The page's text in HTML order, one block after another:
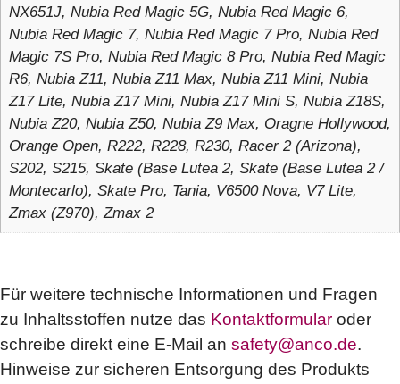
NX651J, Nubia Red Magic 5G, Nubia Red Magic 6,
Nubia Red Magic 7, Nubia Red Magic 7 Pro, Nubia Red
Magic 7S Pro, Nubia Red Magic 8 Pro, Nubia Red Magic
R6, Nubia Z11, Nubia Z11 Max, Nubia Z11 Mini, Nubia
Z17 Lite, Nubia Z17 Mini, Nubia Z17 Mini S, Nubia Z18S,
Nubia Z20, Nubia Z50, Nubia Z9 Max, Oragne Hollywood,
Orange Open, R222, R228, R230, Racer 2 (Arizona),
S202, S215, Skate (Base Lutea 2, Skate (Base Lutea 2 /
Montecarlo), Skate Pro, Tania, V6500 Nova, V7 Lite,
Zmax (Z970), Zmax 2
Für weitere technische Informationen und Fragen
zu Inhaltsstoffen nutze das Kontaktformular oder
schreibe direkt eine E-Mail an safety@anco.de.
Hinweise zur sicheren Entsorgung des Produkts